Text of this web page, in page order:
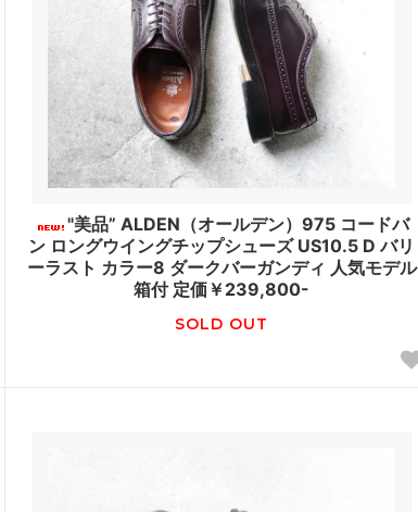
"美品” ALDEN（オールデン）975 コードバ
ン ロングウイングチップシューズ US10.5 D バリ
ーラスト カラー8 ダークバーガンディ 人気モデル
箱付 定価￥239,800-
SOLD OUT